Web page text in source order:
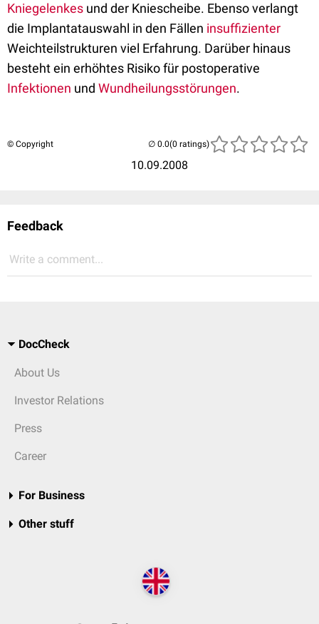
Kniegelenkes und der Kniescheibe. Ebenso verlangt
die Implantatauswahl in den Fällen insuffizienter
Weichteilstrukturen viel Erfahrung. Darüber hinaus
besteht ein erhöhtes Risiko für postoperative
Infektionen und Wundheilungsstörungen.
© Copyright
10.09.2008
(0 ratings)
Feedback
Write a comment...
DocCheck
About Us
Investor Relations
Press
Career
For Business
Other stuff